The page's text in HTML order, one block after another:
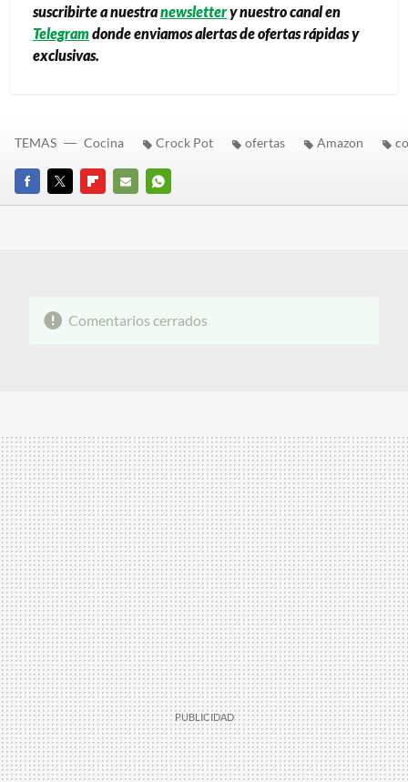
suscribirte a nuestranewslettery nuestro canal en
Telegramdonde enviamos alertas de ofertas rápidas y
exclusivas.
FACEBOOK
TWITTERFLIPBOARD
E-
WHATSAPP
TEMAS Cocina Crock Pot ofertas Amazon
Comentarios cerrados